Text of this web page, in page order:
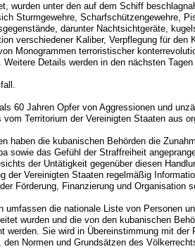
wurden unter den auf dem Schiff
Sturmgewehre, Scharfschützengewehre,
darunter Nachtsichtgeräte,
verschiedener Kaliber, Verpflegung für
Monogrammen terroristischer
Details werden in den nächsten
60 Jahren Opfer von Aggressionen und
vom Territorium der Vereinigten Staaten aus
haben die kubanischen Behörden die
sowie das Gefühl der Straffreiheit
der Untätigkeit gegenüber diesen
der Vereinigten Staaten regelmäßig
Förderung, Finanzierung und Organisation
umfassen die nationale Liste von Personen
wurden und die von den kubanischen
werden. Sie wird in Übereinstimmung mit
den Normen und Grundsätzen des